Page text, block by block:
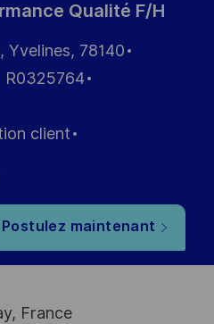
Qualité F/H
Yvelines, 78140
R0325764
client
Postulez maintenant
France